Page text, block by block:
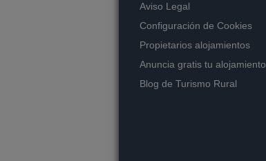
Aviso Legal
Configuración de Cookies
Propietarios alojamientos
Anuncia gratis tu alojamiento
Blog de Turismo Rural